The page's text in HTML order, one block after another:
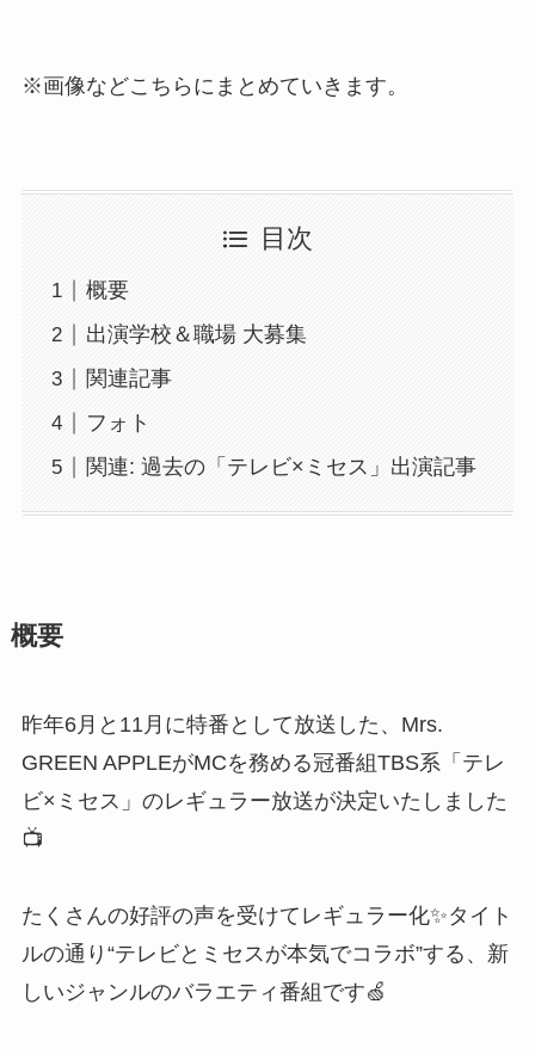
※画像などこちらにまとめていきます。
目次
概要
出演学校＆職場 大募集
関連記事
フォト
関連: 過去の「テレビ×ミセス」出演記事
概要
昨年6月と11月に特番として放送した、Mrs.
GREEN APPLEがMCを務める冠番組TBS系「テレ
ビ×ミセス」のレギュラー放送が決定いたしました
📺
たくさんの好評の声を受けてレギュラー化✨タイト
ルの通り“テレビとミセスが本気でコラボ”する、新
しいジャンルのバラエティ番組です🍏